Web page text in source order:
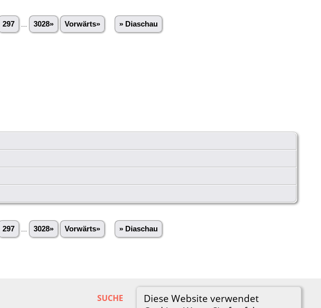
Diese Website verwendet
297 3028» Vorwärts» » Diaschau
297 3028» Vorwärts» » Diaschau
SUCHE